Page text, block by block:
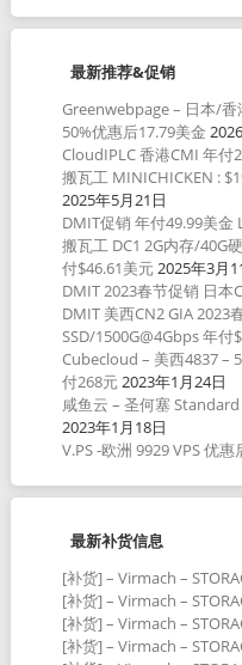
最新推荐&促销
Greenwebpage – 日本/香
50%优惠后17.79美金
CloudIPLC 香港CMI 年付
搬瓦工 MINICHICKEN :
2025年5月21日
DMIT促销 年付49.99美金
搬瓦工 DC1 2G内存/40G
付$46.61美元2025年3月
DMIT 2023春节促销 日本
DMIT 美西CN2 GIA 2023
SSD/1500G@4Gbps 年付
Cubecloud – 美西4837 –
付268元2023年1月24日
咸鱼云 – 圣何塞
2023年1月18日
V.PS -欧洲 9929 VPS 优
最新补货信息
[补货] – Virmach –
[补货] – Virmach –
[补货] – Virmach –
[补货] – Virmach –